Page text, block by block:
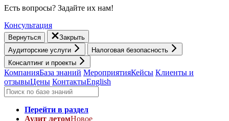
Есть вопросы? Задайте их нам!
Консультация
Вернуться
Закрыть
Аудиторские услуги
Налоговая безопасность
Консалтинг и проекты
КомпанияБаза знаний МероприятияКейсы Клиенты и
отзывыЦены КонтактыEnglish
Перейти в раздел
Аудит летомНовое